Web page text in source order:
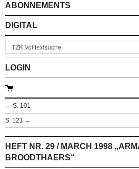
ABONNEMENTS
DIGITAL
LOGIN
← S. 101
S. 121 →
HEFT NR. 29 / MARCH 1998
BROODTHAERS“